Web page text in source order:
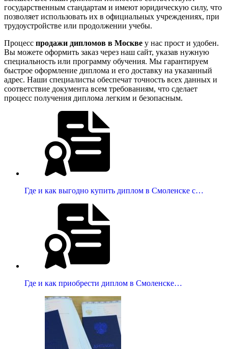
государственным стандартам и имеют юридическую силу, что
позволяет использовать их в официальных учреждениях, при
трудоустройстве или продолжении учебы.
Процесс продажи дипломов в Москве у нас прост и удобен.
Вы можете оформить заказ через наш сайт, указав нужную
специальность или программу обучения. Мы гарантируем
быстрое оформление диплома и его доставку на указанный
адрес. Наши специалисты обеспечат точность всех данных и
соответствие документа всем требованиям, что сделает
процесс получения диплома легким и безопасным.
Где и как выгодно купить диплом в Смоленске с…
Где и как приобрести диплом в Смоленске…